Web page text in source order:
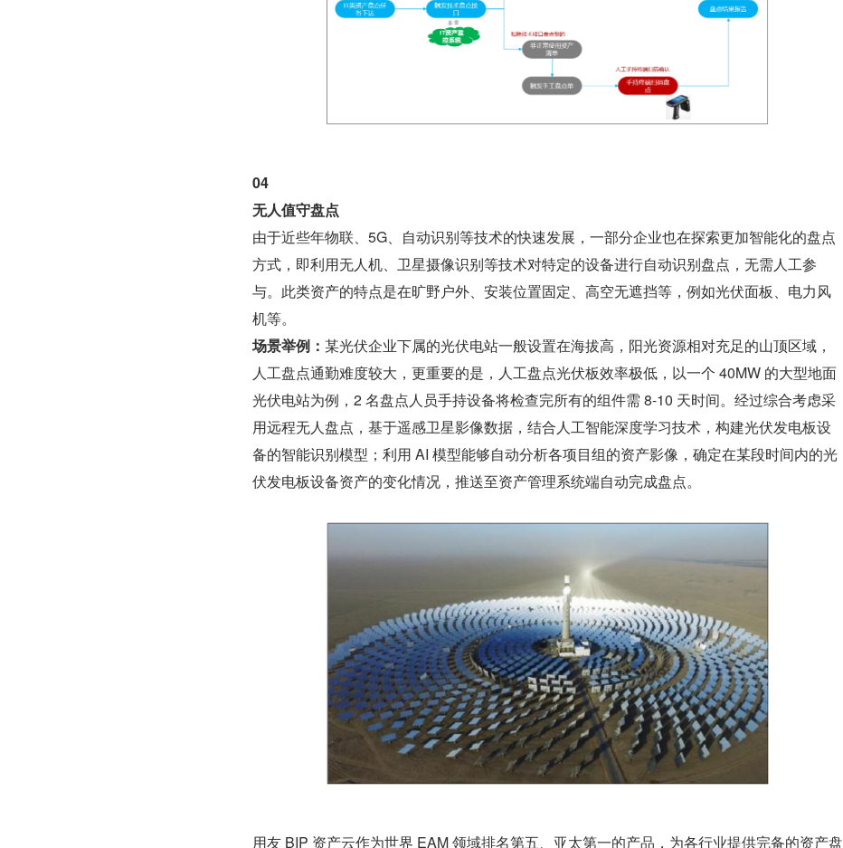
04
无人值守盘点
由于近些年物联、5G、自动识别等技术的快速发展，一部分企业也在探索更加智能化的盘点
方式，即利用无人机、卫星摄像识别等技术对特定的设备进行自动识别盘点，无需人工参
与。此类资产的特点是在旷野户外、安装位置固定、高空无遮挡等，例如光伏面板、电力风
机等。
场景举例： 某光伏企业下属的光伏电站一般设置在海拔高，阳光资源相对充足的山顶区域，
人工盘点通勤难度较大，更重要的是，人工盘点光伏板效率极低，以一个 40MW 的大型地面
光伏电站为例，2 名盘点人员手持设备将检查完所有的组件需 8-10 天时间。经过综合考虑采
用远程无人盘点，基于遥感卫星影像数据，结合人工智能深度学习技术，构建光伏发电板设
备的智能识别模型；利用 AI 模型能够自动分析各项目组的资产影像，确定在某段时间内的光
伏发电板设备资产的变化情况，推送至资产管理系统端自动完成盘点。
用友 BIP 资产云作为世界 EAM 领域排名第五、亚太第一的产品，为各行业提供完备的资产盘